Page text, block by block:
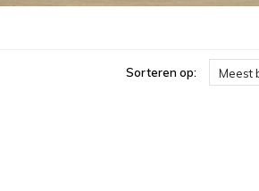
Sorteren op: Meest